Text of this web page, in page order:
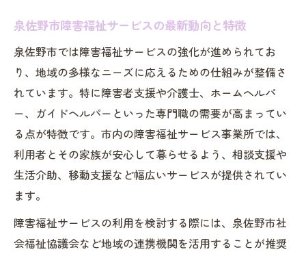
障害者支援に介護士の役割が注目される理由
介護士が担う泉佐野市の障害者支援の現実
ホームヘルパーやガイドヘルパーの連携力
とは
泉佐野市障害福祉サービスで求められる専
門性
障害福祉現場における介護士のやりがいと
責任
例
ホームヘルパー転職なら泉佐野市の現場事情
泉佐野市障害福祉サービスの最新動向と特徴
泉佐野市では障害福祉サービスの強化が進められてお
り、地域の多様なニーズに応えるための仕組みが整備さ
れています。特に障害者支援や介護士、ホームヘルパ
ー、ガイドヘルパーといった専門職の需要が高まってい
る点が特徴です。市内の障害福祉サービス事業所では、
利用者とその家族が安心して暮らせるよう、相談支援や
生活介助、移動支援など幅広いサービスが提供されてい
ます。
障害福祉サービスの利用を検討する際には、泉佐野市社
会福祉協議会など地域の連携機関を活用することが推奨